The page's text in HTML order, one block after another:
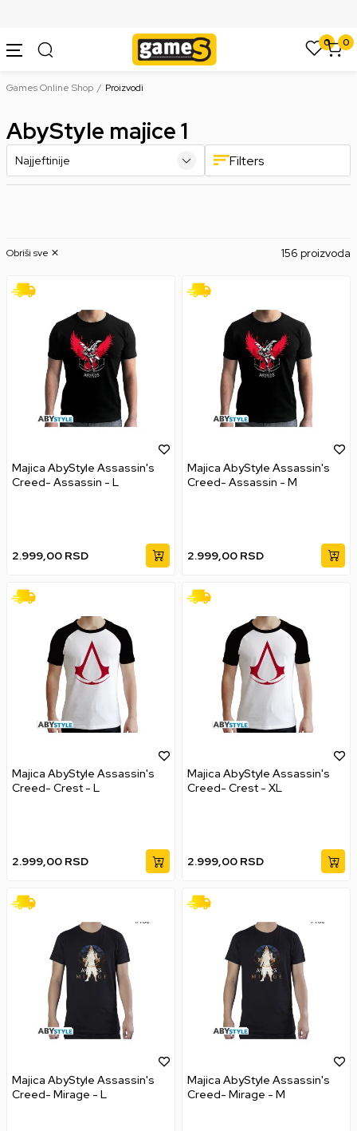
0 0
Games Online Shop Proizvodi
AbyStyle majice 1
Filters
156 proizvoda
Obriši sve
Majica AbyStyle Assassin's
Creed- Assassin - L
2.999,00 RSD
Majica AbyStyle Assassin's
Creed- Assassin - M
2.999,00 RSD
Majica AbyStyle Assassin's
Creed- Crest - L
2.999,00 RSD
Majica AbyStyle Assassin's
Creed- Crest - XL
2.999,00 RSD
Majica AbyStyle Assassin's
Creed- Mirage - L
Majica AbyStyle Assassin's
Creed- Mirage - M